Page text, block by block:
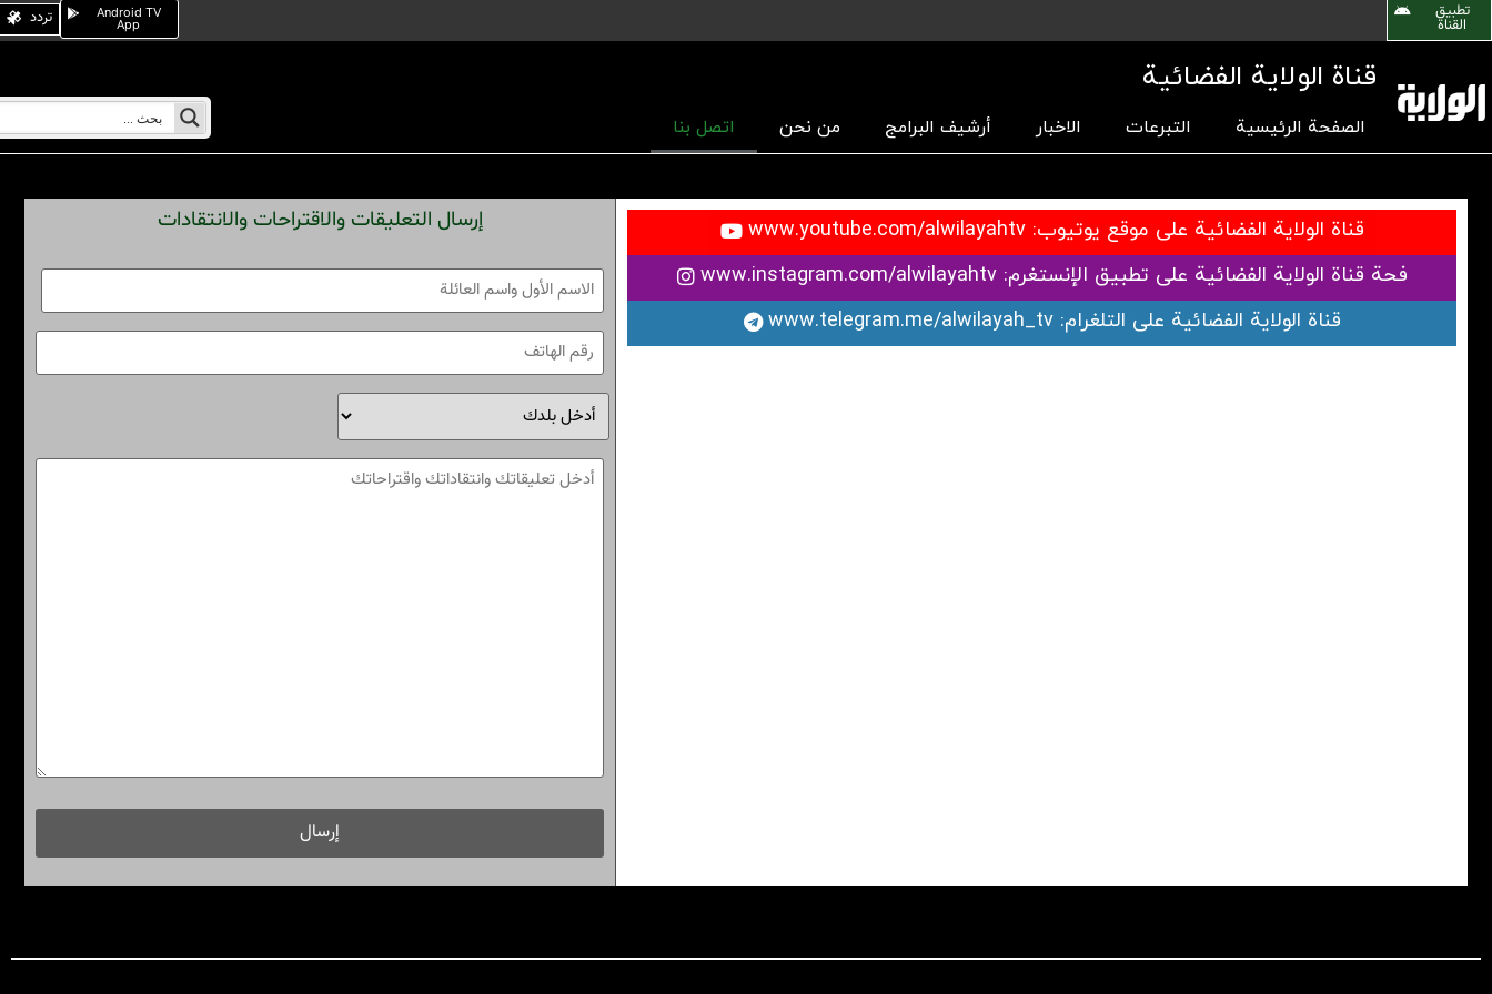
تطبیق
القناة
Android TV
App تردد
قناة الولاية الفضائية
الصفحة الرئيسية التبرعات الاخبار أرشیف البرامج من نحن اتصل بنا
قناة الولایة الفضائية علی موقع يوتیوب: www.youtube.com/alwilayahtv
فحة قناة الولاية الفضائية علی تطبيق الإنستغرم: www.instagram.com/alwilayahtv
قناة الولاية الفضائية علی التلغرام: www.telegram.me/alwilayah_tv
إرسال التعليقات والاقتراحات والانتقادات
Name
Phone
Address
نظرات
(Required)